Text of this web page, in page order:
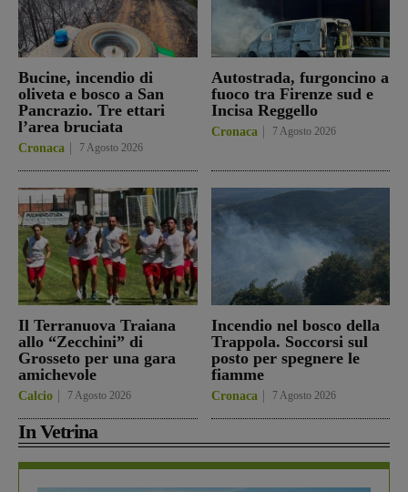
Bucine, incendio di
oliveta e bosco a San
Pancrazio. Tre ettari
l’area bruciata
Cronaca 7 Agosto 2026
Autostrada, furgoncino a
fuoco tra Firenze sud e
Incisa Reggello
Cronaca 7 Agosto 2026
Il Terranuova Traiana
allo “Zecchini” di
Grosseto per una gara
amichevole
Calcio 7 Agosto 2026
Incendio nel bosco della
Trappola. Soccorsi sul
posto per spegnere le
fiamme
Cronaca 7 Agosto 2026
In Vetrina